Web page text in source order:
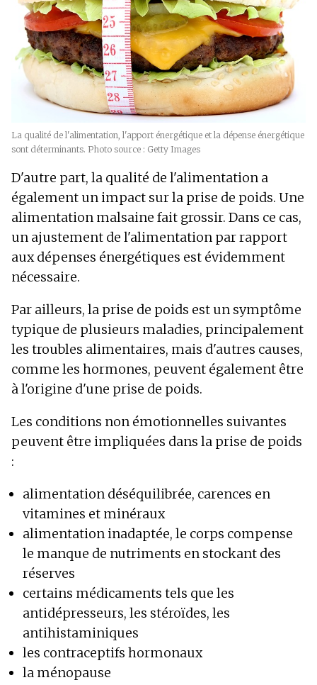
La qualité de l'alimentation, l'apport énergétique et la dépense énergétique
sont déterminants. Photo source : Getty Images
D'autre part, la qualité de l'alimentation a
également un impact sur la prise de poids. Une
alimentation malsaine fait grossir. Dans ce cas,
un ajustement de l'alimentation par rapport
aux dépenses énergétiques est évidemment
nécessaire.
Par ailleurs, la prise de poids est un symptôme
typique de plusieurs maladies, principalement
les troubles alimentaires, mais d'autres causes,
comme les hormones, peuvent également être
à l'origine d'une prise de poids.
Les conditions non émotionnelles suivantes
peuvent être impliquées dans la prise de poids
:
alimentation déséquilibrée, carences en
vitamines et minéraux
alimentation inadaptée, le corps compense
le manque de nutriments en stockant des
réserves
certains médicaments tels que les
antidépresseurs, les stéroïdes, les
antihistaminiques
les contraceptifs hormonaux
la ménopause